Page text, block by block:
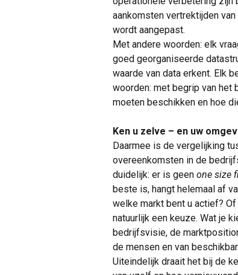
aankomsten vertrektijden
wordt aangepast.
Met andere woorden: elk
goed georganiseerde
waarde van data erkent. Elk
woorden: met begrip van het
moeten beschikken en hoe
Ken u zelve – en uw
Daarmee is de vergelijking
overeenkomsten in de
duidelijk: er is geen one size
beste is, hangt helemaal af
welke markt bent u actief?
natuurlijk een keuze. Wat je
bedrijfsvisie, de
de mensen en van
Uiteindelijk draait het bij de